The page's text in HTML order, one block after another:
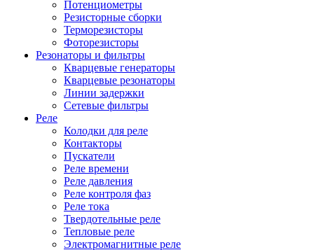
Потенциометры
Резисторные сборки
Терморезисторы
Фоторезисторы
Резонаторы и фильтры
Кварцевые генераторы
Кварцевые резонаторы
Линии задержки
Сетевые фильтры
Реле
Колодки для реле
Контакторы
Пускатели
Реле времени
Реле давления
Реле контроля фаз
Реле тока
Твердотельные реле
Тепловые реле
Электромагнитные реле